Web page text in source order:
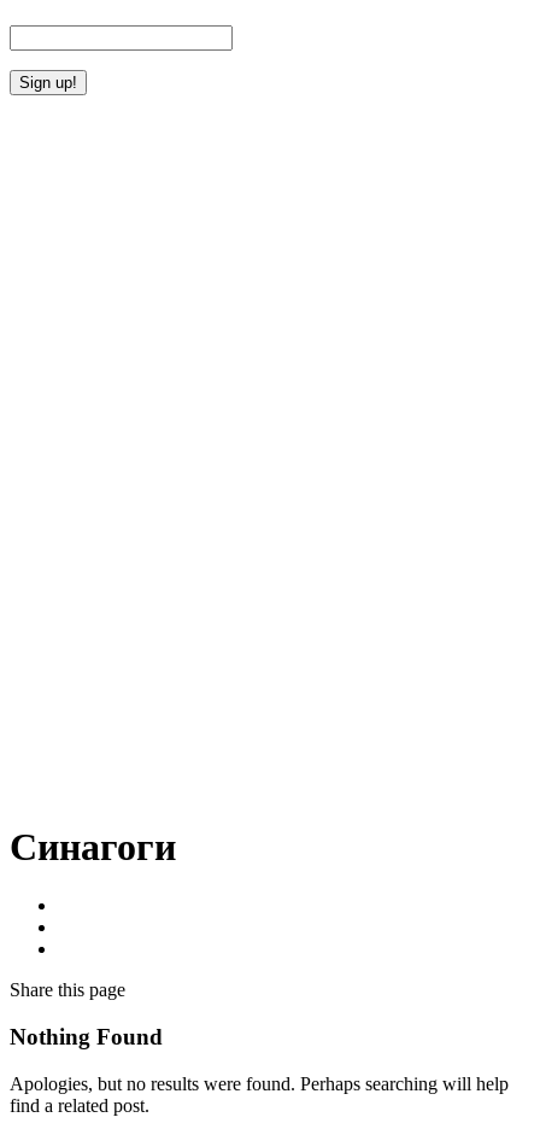
Синагоги
Share this page
Nothing Found
Apologies, but no results were found. Perhaps searching will help
find a related post.